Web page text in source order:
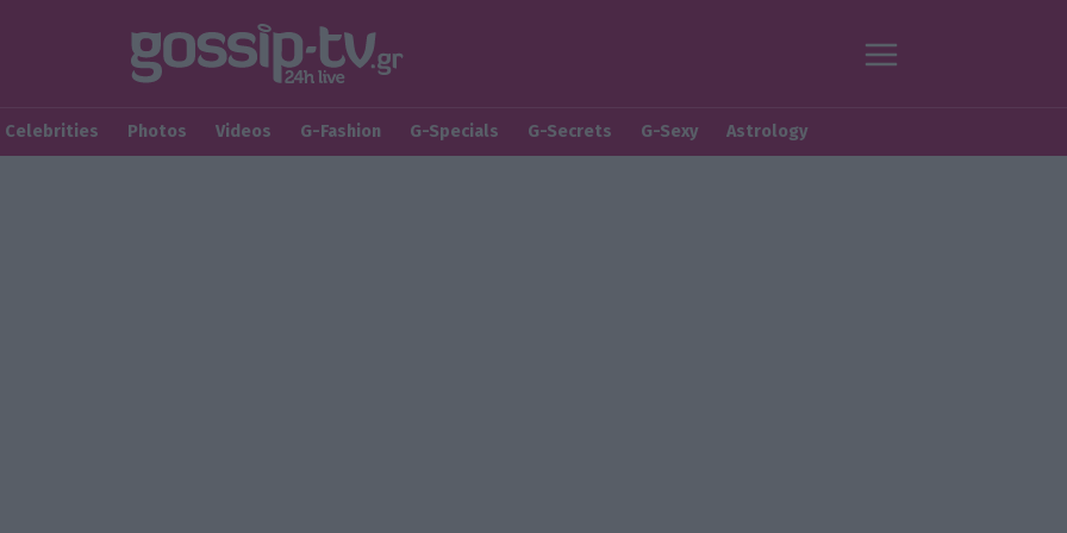
Celebrities Photos Videos G-Fashion G-Specials G-Secrets G-Sexy Astrology